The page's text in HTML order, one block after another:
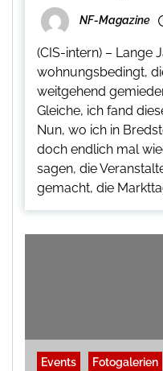
NF-Magazine
(CIS-intern) – Lange
wohnungsbedingt,
weitgehend
Gleiche, ich fand
Nun, wo ich in
doch endlich mal
sagen, die
gemacht, die
Events Fotogalerien